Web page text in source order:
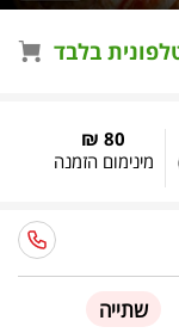
בלבד
מינימום הזמנה
80 ₪
שתייה